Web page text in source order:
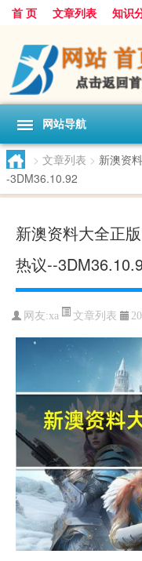
首 页 文章列表 知识
网站导航
> 文章列表 > 新澳资
-3DM36.10.92
新澳资料大全正
热议--
网友:xa 文章列表